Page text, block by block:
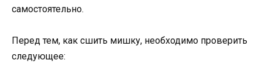
самостоятельно.
Перед тем, как сшить мишку, необходимо проверить
следующее: